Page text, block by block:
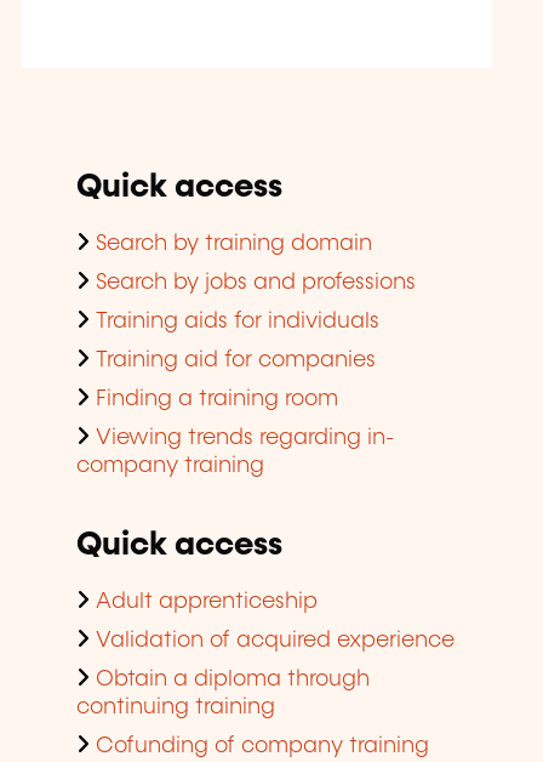
Quick access
Search by training domain
Search by jobs and professions
Training aids for individuals
Training aid for companies
Finding a training room
Viewing trends regarding in-
company training
Quick access
Adult apprenticeship
Validation of acquired experience
Obtain a diploma through
continuing training
Cofunding of company training